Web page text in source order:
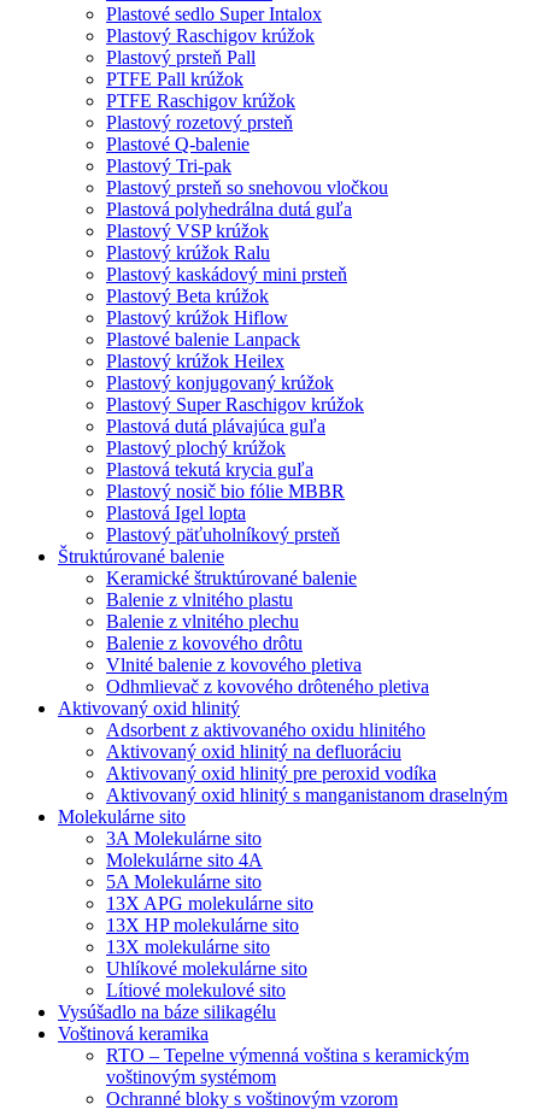
Plastové sedlo Super Intalox
Plastový Raschigov krúžok
Plastový prsteň Pall
PTFE Pall krúžok
PTFE Raschigov krúžok
Plastový rozetový prsteň
Plastové Q-balenie
Plastový Tri-pak
Plastový prsteň so snehovou vločkou
Plastová polyhedrálna dutá guľa
Plastový VSP krúžok
Plastový krúžok Ralu
Plastový kaskádový mini prsteň
Plastový Beta krúžok
Plastový krúžok Hiflow
Plastové balenie Lanpack
Plastový krúžok Heilex
Plastový konjugovaný krúžok
Plastový Super Raschigov krúžok
Plastová dutá plávajúca guľa
Plastový plochý krúžok
Plastová tekutá krycia guľa
Plastový nosič bio fólie MBBR
Plastová Igel lopta
Plastový päťuholníkový prsteň
Štruktúrované balenie
Keramické štruktúrované balenie
Balenie z vlnitého plastu
Balenie z vlnitého plechu
Balenie z kovového drôtu
Vlnité balenie z kovového pletiva
Odhmlievač z kovového drôteného pletiva
Aktivovaný oxid hlinitý
Adsorbent z aktivovaného oxidu hlinitého
Aktivovaný oxid hlinitý na defluoráciu
Aktivovaný oxid hlinitý pre peroxid vodíka
Aktivovaný oxid hlinitý s manganistanom draselným
Molekulárne sito
3A Molekulárne sito
Molekulárne sito 4A
5A Molekulárne sito
13X APG molekulárne sito
13X HP molekulárne sito
13X molekulárne sito
Uhlíkové molekulárne sito
Lítiové molekulové sito
Vysúšadlo na báze silikagélu
Voštinová keramika
RTO – Tepelne výmenná voština s keramickým
voštinovým systémom
Ochranné bloky s voštinovým vzorom